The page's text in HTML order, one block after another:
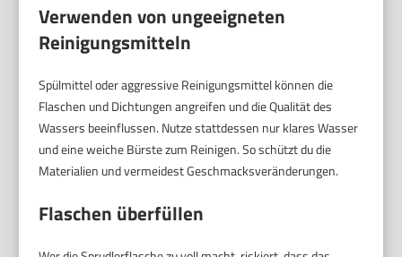
Verwenden von ungeeigneten
Reinigungsmitteln
Spülmittel oder aggressive Reinigungsmittel können die
Flaschen und Dichtungen angreifen und die Qualität des
Wassers beeinflussen. Nutze stattdessen nur klares Wasser
und eine weiche Bürste zum Reinigen. So schützt du die
Materialien und vermeidest Geschmacksveränderungen.
Flaschen überfüllen